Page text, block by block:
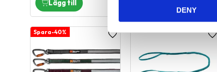
e
e
c
DENY
40%
Lägg till i favoriter